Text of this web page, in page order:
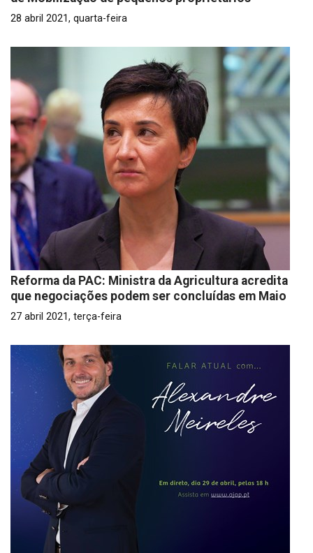
28 abril 2021, quarta-feira
Reforma da PAC: Ministra da Agricultura acredita
que negociações podem ser concluídas em Maio
27 abril 2021, terça-feira